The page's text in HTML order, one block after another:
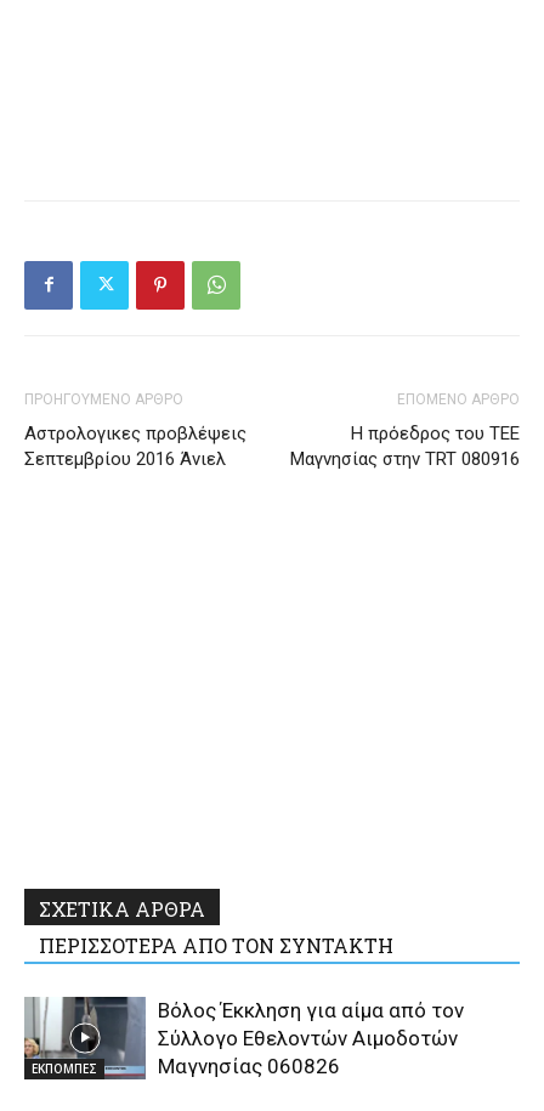
ΠΡΟΗΓΟΥΜΕΝΟ ΑΡΘΡΟ
Αστρολογικες προβλέψεις
Σεπτεμβρίου 2016 Άνιελ
ΕΠΟΜΕΝΟ ΑΡΘΡΟ
Η πρόεδρος του ΤΕΕ
Μαγνησίας στην TRT 080916
ΣΧΕΤΙΚΑ ΑΡΘΡΑ
ΠΕΡΙΣΣΟΤΕΡΑ ΑΠΟ ΤΟΝ ΣΥΝΤΑΚΤΗ
ΕΚΠΟΜΠΕΣ
Βόλος Έκκληση για αίμα από τον
Σύλλογο Εθελοντών Αιμοδοτών
Μαγνησίας 060826